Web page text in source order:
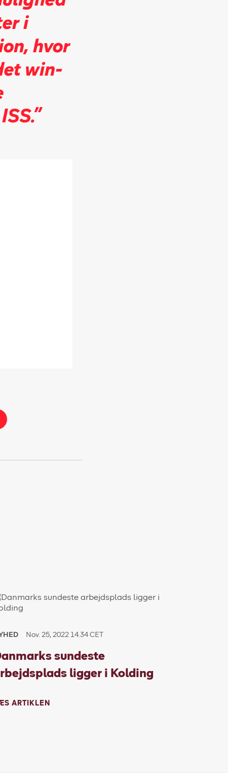
i
hvor
win-
Nov. 25, 2022 14.34 CET
sundeste
ligger i Kolding
ARTIKLEN